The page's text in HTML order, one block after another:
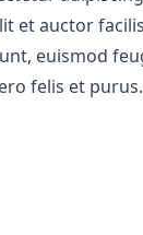
et auctor
euismod
felis et purus.